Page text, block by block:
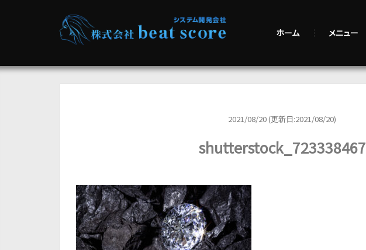
ホーム メニュー
2021/08/20 (更新日:2021/08/20)
shutterstock_723338467